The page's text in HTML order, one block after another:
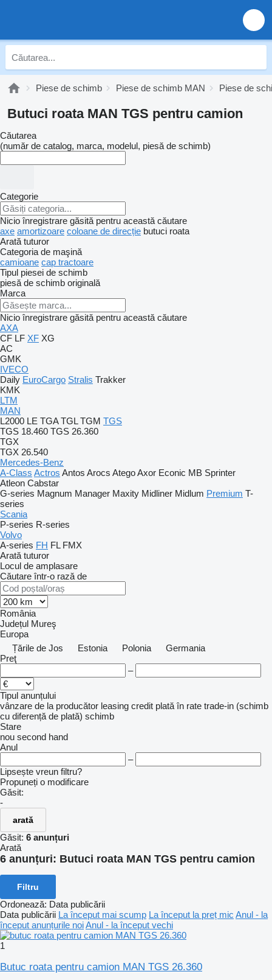
Piese de schimb Piese de schimb MAN Piese de
Butuci roata MAN TGS pentru camion
Căutarea
(număr de catalog, marca, modelul, piesă de schimb)
Categorie
Nicio înregistrare găsită pentru această căutare
axe amortizoare coloane de direcție butuci roata
Arată tuturor
Categoria de maşină
camioane cap tractoare
Tipul piesei de schimb
piesă de schimb originală
Marca
Nicio înregistrare găsită pentru această căutare
AXA
CF LF XF XG
AC
GMK
IVECO
Daily EuroCargo Stralis Trakker
KMK
LTM
MAN
L2000 LE TGA TGL TGM TGS
TGS 18.460 TGS 26.360
TGX
TGX 26.540
Mercedes-Benz
A-Class Actros Antos Arocs AtegoAxor Econic MB Sprinter
Atleon Cabstar
G-series Magnum Manager Maxity Midliner Midlum Premium T-
series
Scania
P-series R-series
Volvo
A-series FH FL FMX
Arată tuturor
Locul de amplasare
Căutare într-o rază de
România
Județul Mureş
Europa
Țările de Jos
Estonia Polonia
Germania
Preţ
–
Tipul anunțului
vânzare de la producător leasing credit plată în rate trade-in (schimb
cu diferență de plată) schimb
Stare
nou second hand
Anul
–
Lipsește vreun filtru?
Propuneți o modificare
Găsit:
-
arată
Găsit: 6 anunțuri
Arată
6 anunțuri: Butuci roata MAN TGS pentru camion
Filtru
Ordonează: Data publicării
Data publicării La început mai scump La început la preț mic Anul - la
început anunțurile noiAnul - la început vechi
1
Butuc roata pentru camion MAN TGS 26.360